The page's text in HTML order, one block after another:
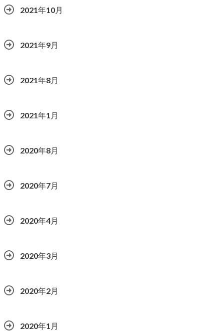
2021年10月
2021年9月
2021年8月
2021年1月
2020年8月
2020年7月
2020年4月
2020年3月
2020年2月
2020年1月